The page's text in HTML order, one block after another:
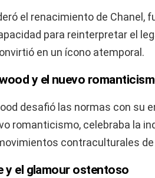
el renacimiento de Chanel,
para reinterpretar el
en un ícono atemporal.
y el nuevo
desafió las normas con su
romanticismo, celebraba la
contraculturales de
y el glamour ostentoso